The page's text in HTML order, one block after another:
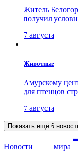
Житель
получил
7 августа
Животные
Амурскому
для птенцов
7 августа
Показать ещё 6
Новости мира